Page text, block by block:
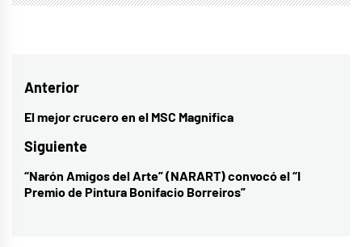
Navegación
de
entradas
Anterior
Entrada
anterior:
El mejor crucero en el MSC Magnifica
Siguiente
Entrada
siguiente:
“Narón Amigos del Arte” (NARART) convocó el “I
Premio de Pintura Bonifacio Borreiros”